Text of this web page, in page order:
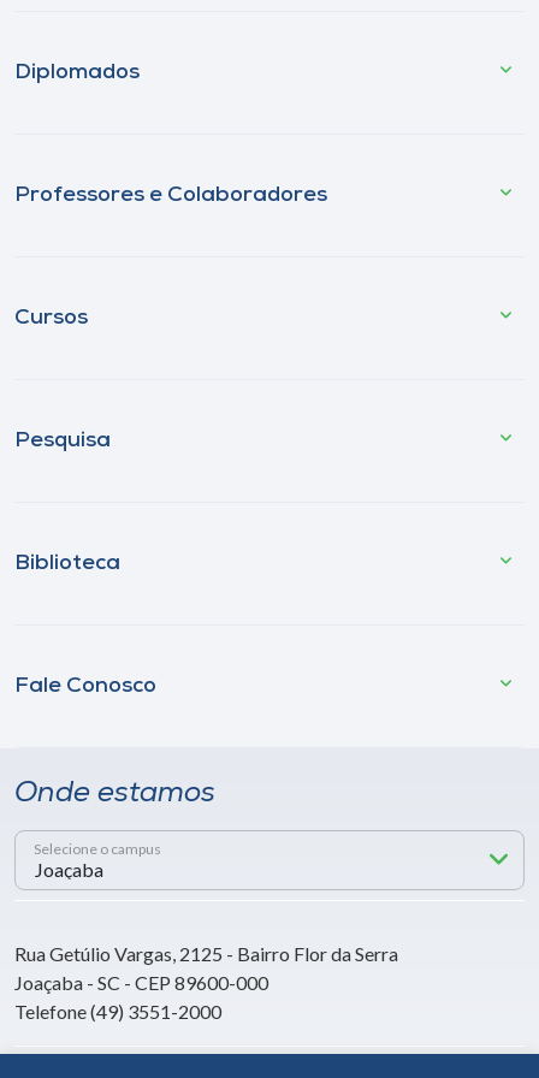
Diplomados
Professores e Colaboradores
Cursos
Pesquisa
Biblioteca
Fale Conosco
Onde estamos
Selecione o campus
Rua Getúlio Vargas, 2125 - Bairro Flor da Serra
Joaçaba - SC - CEP 89600-000
Telefone (49) 3551-2000